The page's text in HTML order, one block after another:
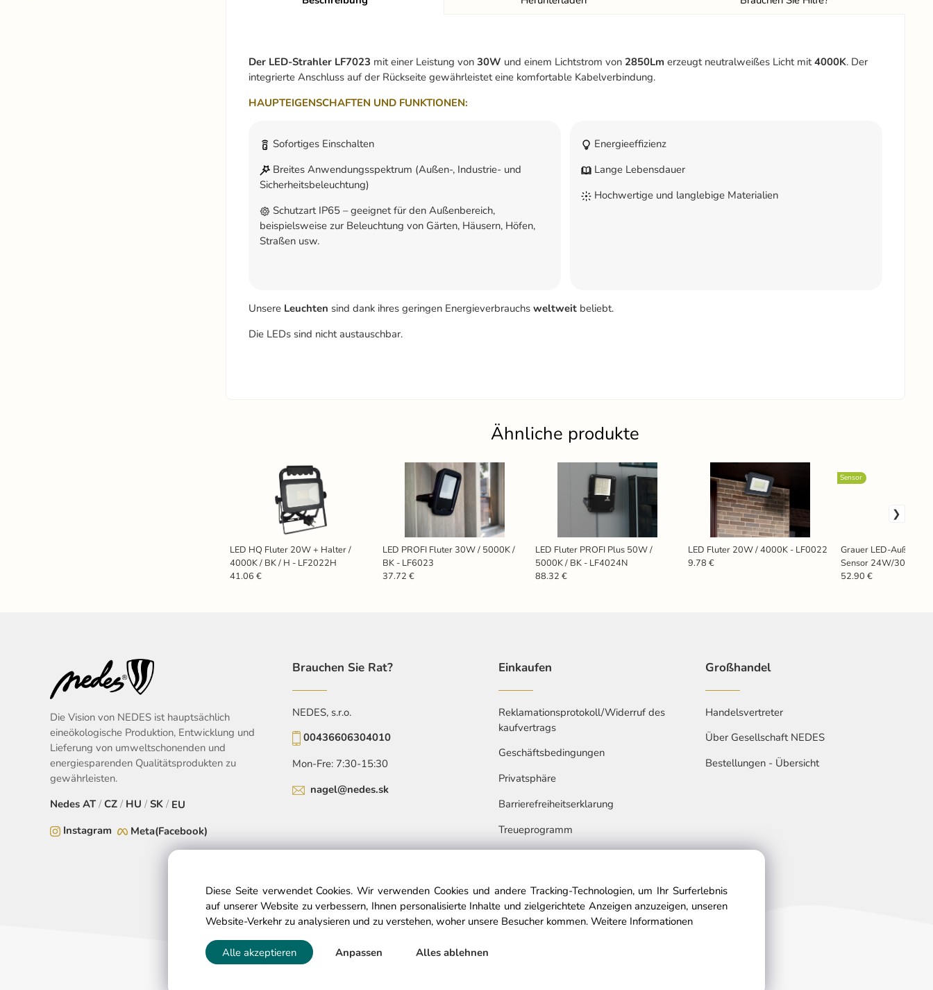
Der LED-Strahler LF7023 mit einer Leistung von 30W und einem Lichtstrom von 2850Lm erzeugt neutralweißes Licht mit4000K. Der
integrierte Anschluss auf der Rückseite gewährleistet eine komfortable Kabelverbindung.
HAUPTEIGENSCHAFTEN UND FUNKTIONEN:
Sofortiges Einschalten
Breites Anwendungsspektrum (Außen-, Industrie- und
Sicherheitsbeleuchtung)
Schutzart IP65 – geeignet für den Außenbereich,
beispielsweise zur Beleuchtung von Gärten, Häusern, Höfen,
Straßen usw.
Energieeffizienz
Lange Lebensdauer
Hochwertige und langlebige Materialien
Unsere Leuchten sind dank ihres geringen Energieverbrauchs weltweitbeliebt.
Die LEDs sind nicht austauschbar.
Ähnliche produkte
LED HQ Fluter 20W + Halter /
4000K / BK / H - LF2022H
41.06 €
LED PROFI Fluter 30W / 5000K /
BK - LF6023
37.72 €
LED Fluter PROFI Plus 50W /
5000K / BK - LF4024N
88.32 €
LED Fluter 20W / 4000K - LF0022
9.78 €
Grauer LED-
Sensor 24W/3000K/
- LFX225
Sensor
52.90 €
Die Vision von NEDES ist hauptsächlich
eineökologische Produktion, Entwicklung und
Lieferung von umweltschonenden und
energiesparenden Qualitätsprodukten zu
gewährleisten.
Nedes AT / CZ / HU / SK / EU
Instagram
Meta(Facebook)
Brauchen Sie Rat?
NEDES, s.r.o.
00436606304010
Mon-Fre: 7:30-15:30
nagel@nedes.sk
Einkaufen
Reklamationsprotokoll/Widerruf des
kaufvertrags
Geschäftsbedingungen
Privatsphäre
Barrierefreiheitserklarung
Treueprogramm
Großhandel
Handelsvertreter
Über Gesellschaft NEDES
Bestellungen - Übersicht
Diese Seite verwendet Cookies. Wir verwenden Cookies und andere Tracking-Technologien, um Ihr Surferlebnis
auf unserer Website zu verbessern, Ihnen personalisierte Inhalte und zielgerichtete Anzeigen anzuzeigen, unseren
Website-Verkehr zu analysieren und zu verstehen, woher unsere Besucher kommen. Weitere Informationen
Alle akzeptieren Anpassen Alles ablehnen